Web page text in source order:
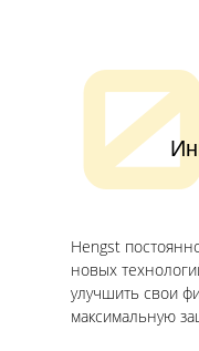
Hengst
новых
улучшить свои
максимальную